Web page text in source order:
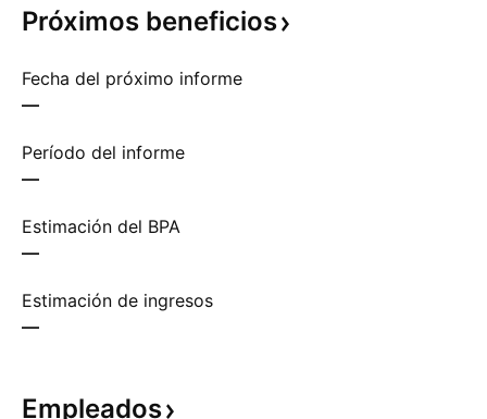
Próximos beneficios
Fecha del próximo informe
—
Período del informe
—
Estimación del BPA
—
Estimación de ingresos
—
Empleados